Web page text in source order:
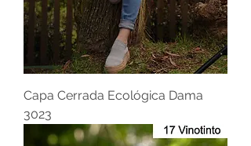
Capa Cerrada Ecológica Dama
3023